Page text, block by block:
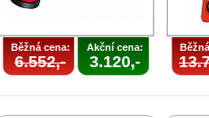
Běžná cena:
6.552,-
Akční cena:
3.120,-